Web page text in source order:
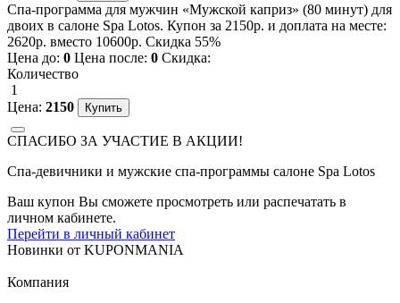
Спа-программа для мужчин «Мужской каприз» (80 минут) для
двоих в салоне Spa Lotos. Купон за 2150р. и доплата на месте:
2620р. вместо 10600р. Скидка 55%
Цена до: 0 Цена после: 0 Скидка:
Количество
1
Цена: 2150
СПАСИБО ЗА УЧАСТИЕ В АКЦИИ!
Спа-девичники и мужские спа-программы салоне Spa Lotos
Ваш купон Вы сможете просмотреть или распечатать в
личном кабинете.
Перейти в личный кабинет
Новинки от KUPONMANIA
Компания